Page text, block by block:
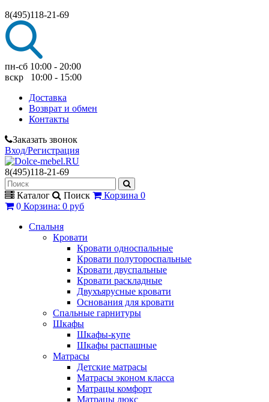
8(495)118-21-69
пн-сб 10:00 - 20:00
вскр 10:00 - 15:00
Доставка
Возврат и обмен
Контакты
Заказать звонок
Вход/Регистрация
8(495)118-21-69
Каталог Поиск Корзина 0
0 Корзина: 0 руб
Спальня
Кровати
Кровати односпальные
Кровати полутороспальные
Кровати двуспальные
Кровати раскладные
Двухъярусные кровати
Основания для кровати
Спальные гарнитуры
Шкафы
Шкафы-купе
Шкафы распашные
Матрасы
Детские матрасы
Матрасы эконом класса
Матрацы комфорт
Матрацы люкс